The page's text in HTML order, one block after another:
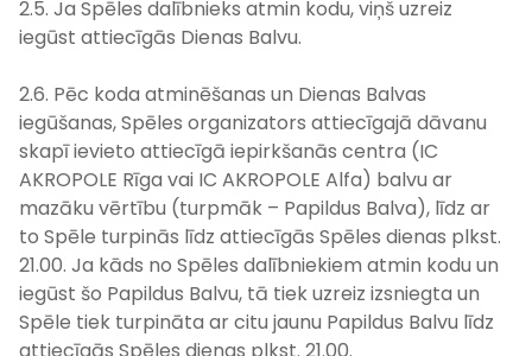
2.5. Ja Spēles dalībnieks atmin kodu, viņš uzreiz
iegūst attiecīgās Dienas Balvu.
2.6. Pēc koda atminēšanas un Dienas Balvas
iegūšanas, Spēles organizators attiecīgajā dāvanu
skapī ievieto attiecīgā iepirkšanās centra (IC
AKROPOLE Rīga vai IC AKROPOLE Alfa) balvu ar
mazāku vērtību (turpmāk – Papildus Balva), līdz ar
to Spēle turpinās līdz attiecīgās Spēles dienas plkst.
21.00. Ja kāds no Spēles dalībniekiem atmin kodu un
iegūst šo Papildus Balvu, tā tiek uzreiz izsniegta un
Spēle tiek turpināta ar citu jaunu Papildus Balvu līdz